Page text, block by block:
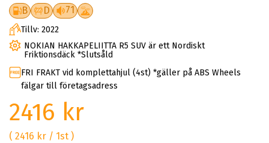
B D 71
Tillv: 2022
NOKIAN HAKKAPELIITTA R5 SUV är ett Nordiskt
Friktionsdäck *Slutsåld
FRI FRAKT vid komplettahjul (4st) *gäller på ABS Wheels
fälgar till företagsadress
2416 kr
( 2416 kr / 1st )